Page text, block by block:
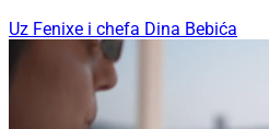
Uz Fenixe i chefa Dina Bebića